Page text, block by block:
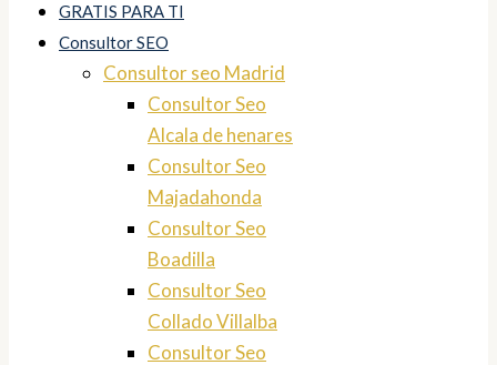
GRATIS PARA TI
Consultor SEO
Consultor seo Madrid
Consultor Seo
Alcala de henares
Consultor Seo
Majadahonda
Consultor Seo
Boadilla
Consultor Seo
Collado Villalba
Consultor Seo